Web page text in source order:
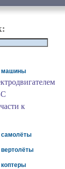
машины
к
самолёты